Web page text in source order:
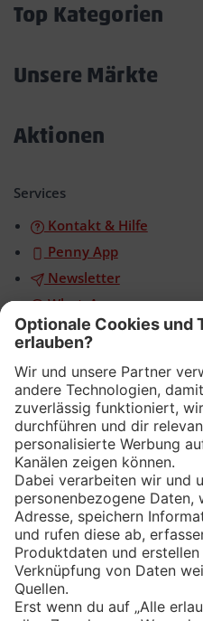
Top Kategorien
Unsere Märkte
Aktionen
Services
Kontakt & Hilfe
Penny App
Newsletter
WhatsApp
App